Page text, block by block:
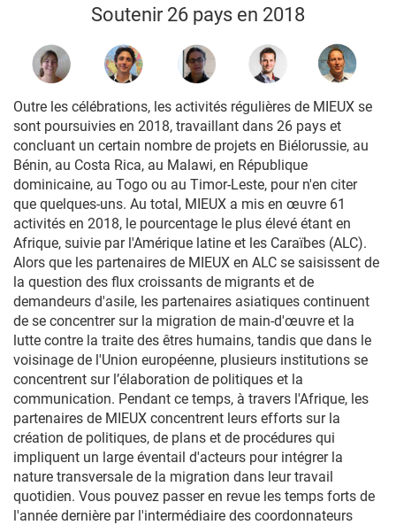
Soutenir 26 pays en 2018
Outre les célébrations, les activités régulières de MIEUX se
sont poursuivies en 2018, travaillant dans 26 pays et
concluant un certain nombre de projets en Biélorussie, au
Bénin, au Costa Rica, au Malawi, en République
dominicaine, au Togo ou au Timor-Leste, pour n'en citer
que quelques-uns. Au total, MIEUX a mis en œuvre 61
activités en 2018, le pourcentage le plus élevé étant en
Afrique, suivie par l'Amérique latine et les Caraïbes (ALC).
Alors que les partenaires de MIEUX en ALC se saisissent de
la question des flux croissants de migrants et de
demandeurs d'asile, les partenaires asiatiques continuent
de se concentrer sur la migration de main-d'œuvre et la
lutte contre la traite des êtres humains, tandis que dans le
voisinage de l'Union européenne, plusieurs institutions se
concentrent sur l’élaboration de politiques et la
communication. Pendant ce temps, à travers l'Afrique, les
partenaires de MIEUX concentrent leurs efforts sur la
création de politiques, de plans et de procédures qui
impliquent un large éventail d'acteurs pour intégrer la
nature transversale de la migration dans leur travail
quotidien. Vous pouvez passer en revue les temps forts de
l'année dernière par l'intermédiaire des coordonnateurs